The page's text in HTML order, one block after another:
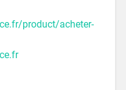
product/acheter-